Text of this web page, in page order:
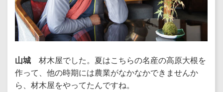
山城 材木屋でした。夏はこちらの名産の高原大根を
作って、他の時期には農業がなかなかできませんか
ら、材木屋をやってたんですね。